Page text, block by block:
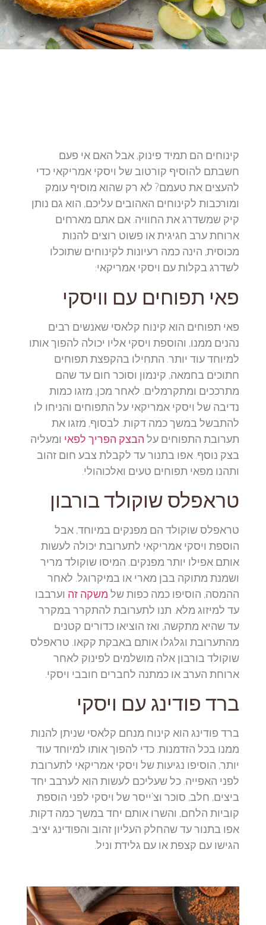
קינוחים הם תמיד פינוק, אבל האם אי פעם
חשבתם להוסיף קורטוב של ויסקי אמריקאי כדי
להעצים את טעמם? לא רק שהוא מוסיף עומק
ומורכבות לקינוחים האהובים עליכם, הוא גם נותן
קיק שמשדרג את החוויה. אם אתם מארחים
ארוחת ערב חגיגית או פשוט רוצים להנות
מכוסית, הינה כמה רעיונות לקינוחים שתוכלו
לשדרג בקלות עם ויסקי אמריקאי:
פאי תפוחים עם וויסקי
פאי תפוחים הוא קינוח קלאסי שאנשים רבים
נהנים ממנו, והוספת ויסקי אליו יכולה להפוך אותו
למיוחד עוד יותר. התחילו בהקפצת תפוחים
חתוכים בחמאה, קינמון וסוכר חום עד שהם
מתרככים ומתקרמלים. לאחר מכן, מזגו כמות
נדיבה של ויסקי אמריקאי על התפוחים והניחו לו
להתבשל במשך כמה דקות. לבסוף, מזגו את
תערובת התפוחים עלהבצק הפריך לפאיומעליה
בצק נוסף. אפו בתנור עד לקבלת צבע חום זהוב
ותהנו מפאי תפוחים טעים ואלכוהולי.
טראפלס שוקולד בורבון
טראפלס שוקולד הם מפנקים במיוחד, אבל
הוספת ויסקי אמריקאי לתערובת יכולה לעשות
אותם אפילו יותר מפנקים. המיסו שוקולד מריר
ושמנת מתוקה בבן מארי או במיקרוגל. לאחר
ההמסה, הוסיפו כמה כפות שלמשקה זהוערבבו
עד למיזוג מלא. תנו לתערובת להתקרר במקרר
עד שהיא מתקשה, ואז הוציאו כדורים קטנים
מהתערובת וגלגלו אותם באבקת קקאו. טראפלס
שוקולד בורבון אלה מושלמים לפינוק לאחר
ארוחת הערב או כמתנה לחברים חובבי ויסקי.
ברד פודינג עם ויסקי
ברד פודינג הוא קינוח מנחם קלאסי שניתן להנות
ממנו בכל הזדמנות. כדי להפוך אותו למיוחד עוד
יותר, הוסיפו נגיעות של ויסקי אמריקאי לתערובת
לפני האפייה. כל שעליכם לעשות הוא לערבב יחד
ביצים, חלב, סוכר וצ'ייסר של ויסקי לפני הוספת
קוביות הלחם, והשרו אותם יחד במשך כמה דקות.
אפו בתנור עד שהחלק העליון זהוב והפודינג יציב.
הגישו עם קצפת או עם גלידת וניל.